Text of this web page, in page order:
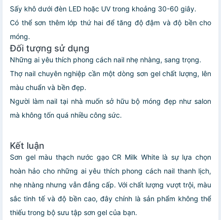
Sấy khô dưới đèn LED hoặc UV trong khoảng 30-60 giây.
Có thể sơn thêm lớp thứ hai để tăng độ đậm và độ bền cho
móng.
Đối tượng sử dụng
Những ai yêu thích phong cách nail nhẹ nhàng, sang trọng.
Thợ nail chuyên nghiệp cần một dòng sơn gel chất lượng, lên
màu chuẩn và bền đẹp.
Người làm nail tại nhà muốn sở hữu bộ móng đẹp như salon
mà không tốn quá nhiều công sức.
Kết luận
Sơn gel màu thạch nước gạo CR Milk White là sự lựa chọn
hoàn hảo cho những ai yêu thích phong cách nail thanh lịch,
nhẹ nhàng nhưng vẫn đẳng cấp. Với chất lượng vượt trội, màu
sắc tinh tế và độ bền cao, đây chính là sản phẩm không thể
thiếu trong bộ sưu tập sơn gel của bạn.